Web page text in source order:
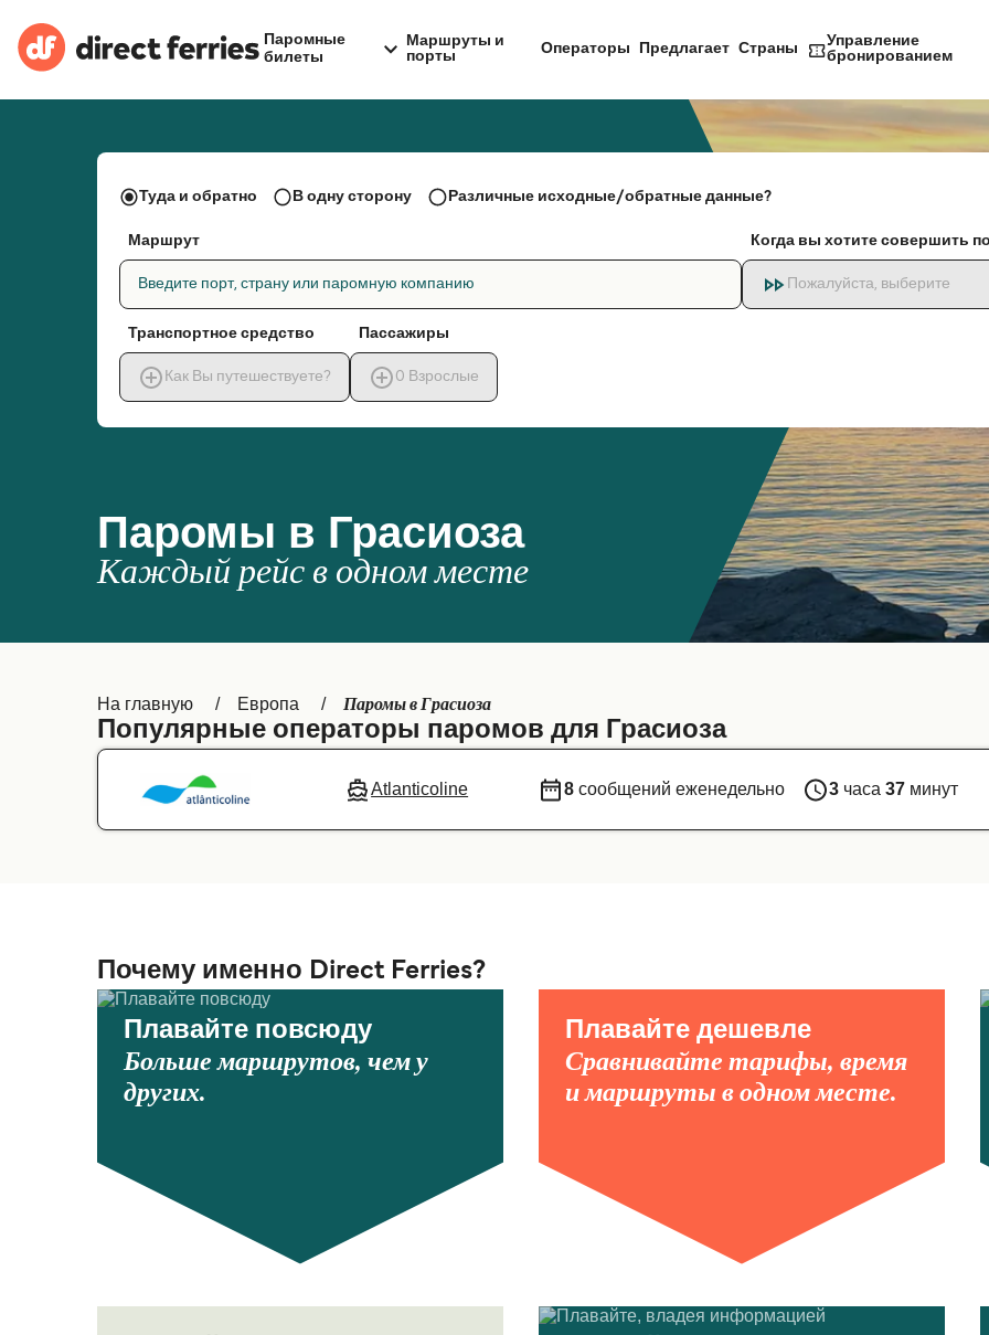
Паромные
билеты
Маршруты и
порты
Операторы Предлагает Страны
Управление
бронированием
Паромы в Грасиоза
Каждый рейс в одном месте
Туда и обратно В одну сторону Различные исходные/обратные данные?
Маршрут
Введите порт, страну или паромную компанию
Когда вы хотите совершить
Пожалуйста, выберите
Транспортное средство
Как Вы путешествуете?
Пассажиры
0 Взрослые
На главную Европа Паромы в Грасиоза
Популярные операторы паромов для Грасиоза
Atlanticoline 8 сообщений еженедельно 3 часа37 минут
Почему именно Direct Ferries?
Плавайте повсюду
Больше маршрутов, чем у
других.
Плавайте дешевле
Сравнивайте тарифы, время
и маршруты в одном месте.